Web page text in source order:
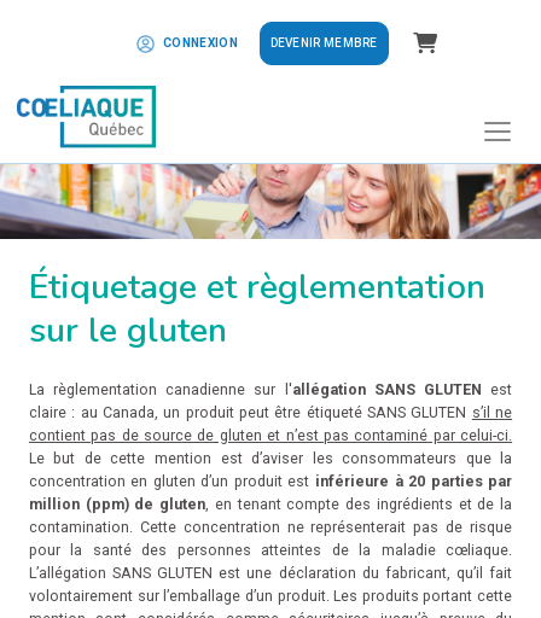
DEVENIR MEMBRE
CONNEXION Panier
Étiquetage et règlementation
sur le gluten
La règlementation canadienne sur l'allégation SANS GLUTENest
claire : au Canada, un produit peut être étiqueté SANS GLUTEN s’il ne
contient pas de source de gluten et n’est pas contaminé par celui-ci.
Le but de cette mention est d’aviser les consommateurs que la
concentration en gluten d’un produit est inférieure à 20 parties par
million (ppm) de gluten, en tenant compte des ingrédients et de la
contamination. Cette concentration ne représenterait pas de risque
pour la santé des personnes atteintes de la maladie cœliaque.
L’allégation SANS GLUTEN est une déclaration du fabricant, qu’il fait
volontairement sur l’emballage d’un produit. Les produits portant cette